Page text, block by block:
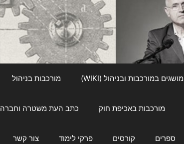
מושגים במורכבות ובניהול (WIKI) מורכבות בניהול
מורכבות באכיפת חוק כתב העת משטרה וחברה
ספרים קורסים פרקי לימוד צור קשר